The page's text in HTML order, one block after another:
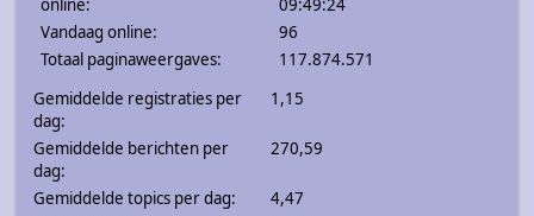
online:
09:49:24
Vandaag online:
96
Totaal paginaweergaves:
117.874.571
Gemiddelde registraties per
dag:
1,15
Gemiddelde berichten per
dag:
270,59
Gemiddelde topics per dag:
4,47